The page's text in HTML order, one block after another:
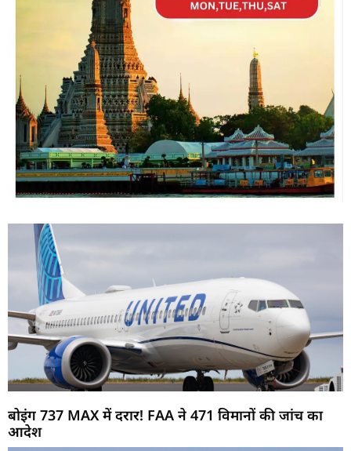
बोइंग 737 MAX में दरार! FAA ने 471 विमानों की जांच का
आदेश